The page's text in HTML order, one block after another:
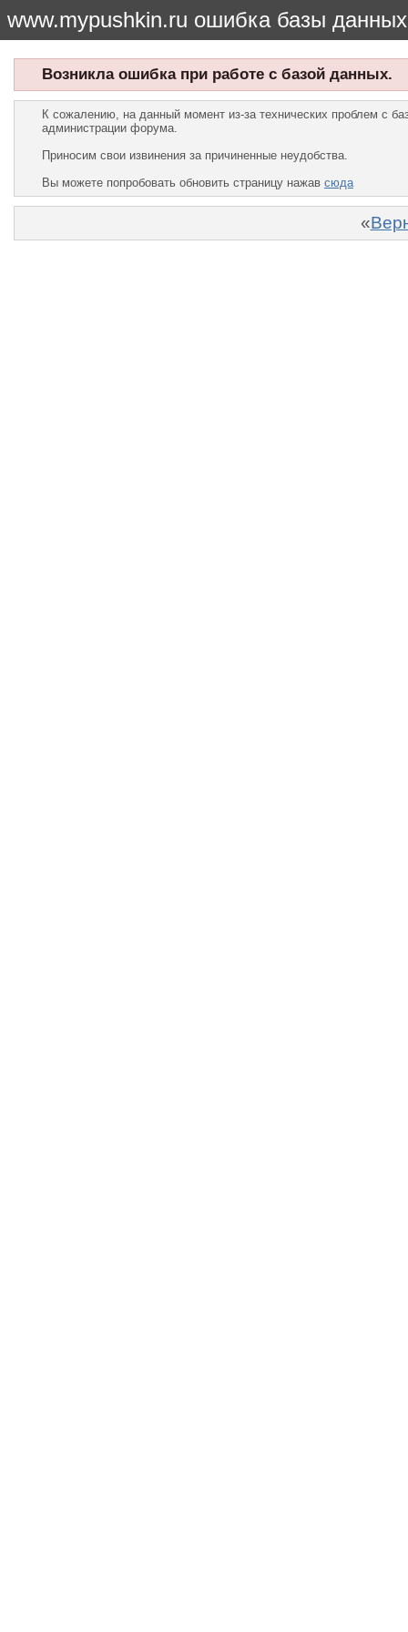
www.mypushkin.ru ошибка базы данных
Возникла ошибка при работе с базой данных.
К сожалению, на данный момент из-за технических проблем с
администрации форума.
Приносим свои извинения за причиненные неудобства.
Вы можете попробовать обновить страницу нажав сюда
«